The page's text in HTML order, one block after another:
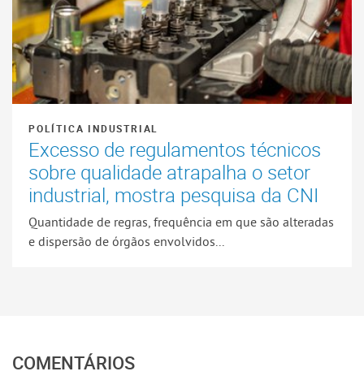
POLÍTICA INDUSTRIAL
Excesso de regulamentos técnicos
sobre qualidade atrapalha o setor
industrial, mostra pesquisa da CNI
Quantidade de regras, frequência em que são alteradas
e dispersão de órgãos envolvidos...
COMENTÁRIOS